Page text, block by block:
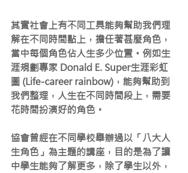
其實社會上有不同工具能夠幫助我們理
解在不同時間點上，擔任著甚麼角色，
當中每個角色佔人生多少位置。例如生
涯規劃專家 Donald E. Super生涯彩虹
圖 (Life-career rainbow)，能夠幫助到
我們整理，人生在不同時間段上，需要
花時間扮演好的角色。
協會曾經在不同學校舉辦過以「八大人
生角色」為主題的講座，目的是為了讓
中學生能夠了解更多，除了學生以外，